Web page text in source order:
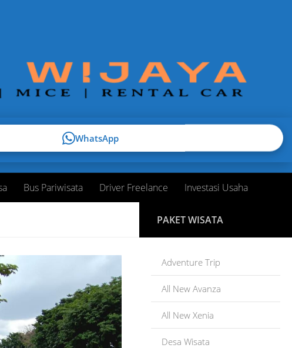
Bus Pariwisata Driver Freelance Investasi Usaha
PAKET WISATA
Adventure Trip
All New Avanza
All New Xenia
Desa Wisata
WhatsApp